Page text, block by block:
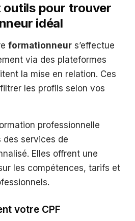
outils pour trouver
idéal
formationneur s’effectue
via des plateformes
la mise en relation. Ces
les profils selon vos
professionnelle
des services de
Elles offrent une
les compétences, tarifs et
votre CPF